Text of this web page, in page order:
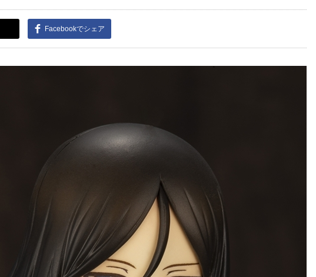
Facebookでシェア